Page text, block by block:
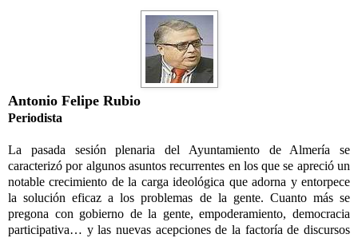
Antonio Felipe Rubio
Periodista
La pasada sesión plenaria del Ayuntamiento de Almería se
caracterizó por algunos asuntos recurrentes en los que se apreció un
notable crecimiento de la carga ideológica que adorna y entorpece
la solución eficaz a los problemas de la gente. Cuanto más se
pregona con gobierno de la gente, empoderamiento, democracia
participativa… y las nuevas acepciones de la factoría de discursos